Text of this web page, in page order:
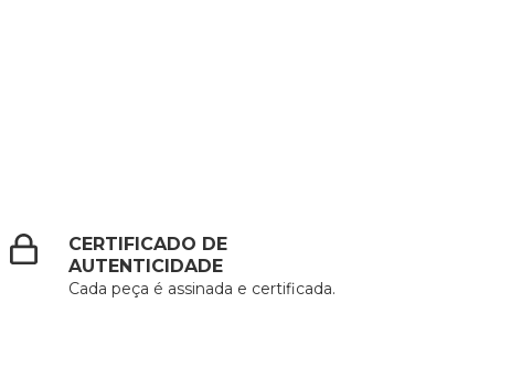
CERTIFICADO DE
AUTENTICIDADE
Cada peça é assinada e certificada.